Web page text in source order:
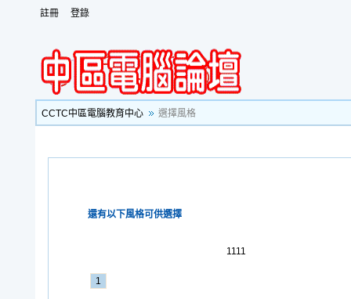
註冊 登錄
CCTC中區電腦教育中心 選擇風格
還有以下風格可供選擇
1111
1